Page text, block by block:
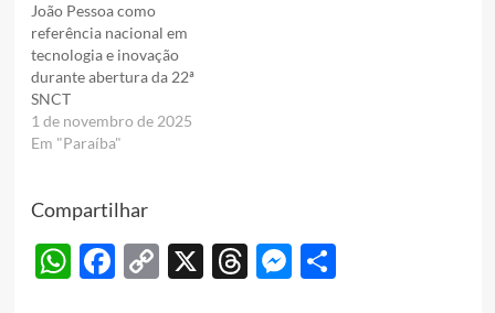
João Pessoa como
referência nacional em
tecnologia e inovação
durante abertura da 22ª
SNCT
1 de novembro de 2025
Em "Paraíba"
Compartilhar
WhatsApp
Facebook
Copy
X Threads
Messenger
Share